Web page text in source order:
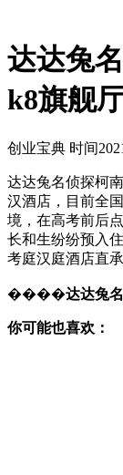
达达兔
k8旗舰
创业宝典 时间
达达兔名侦探柯
汉酒店，目前全
境，在高考前后
长和生纷纷预入
考庭汉庭酒店直
����达达兔
你可能也喜欢：